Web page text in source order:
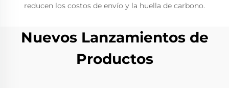
reducen los costos de envío y la huella de carbono.
Nuevos Lanzamientos de
Productos